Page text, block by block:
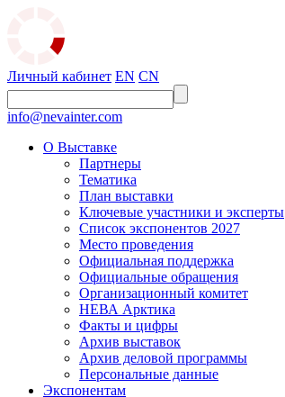
Личный кабинет EN CN
info@nevainter.com
О Выставке
Партнеры
Тематика
План выставки
Ключевые участники и эксперты
Список экспонентов 2027
Место проведения
Официальная поддержка
Официальные обращения
Организационный комитет
НЕВА Арктика
Факты и цифры
Архив выставок
Архив деловой программы
Персональные данные
Экспонентам